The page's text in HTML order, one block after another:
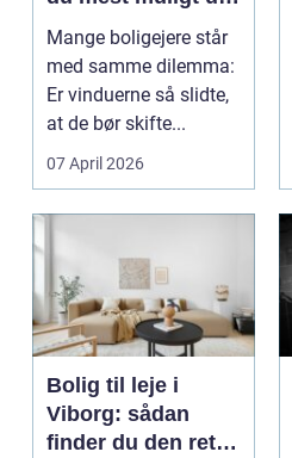
af dine gamle
vinduer
Mange boligejere står
med samme dilemma:
Er vinduerne så slidte,
at de bør skifte...
07 April 2026
Bolig til leje i
Viborg: sådan
finder du den rette